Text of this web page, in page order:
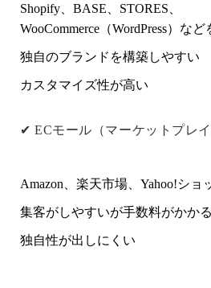
Shopify、BASE、STORES、
WooCommerce（WordPress）など
独自のブランドを構築しやすい
カスタマイズ性が高い
✔ECモール（マーケットプレイ
Amazon、楽天市場、Yahoo!ショ
集客がしやすいが手数料がかかる
独自性が出しにくい